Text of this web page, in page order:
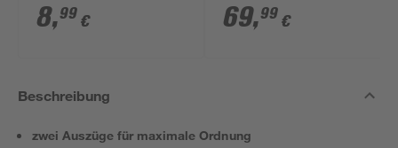
mm
8,99 €
x 33 cm
69,99 €
Beschreibung
zwei Auszüge für maximale Ordnung